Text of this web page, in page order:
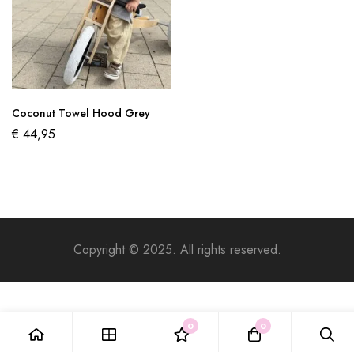
Coconut Towel Hood Grey
€ 44,95
Copyright © 2025. All rights reserved.
0 0